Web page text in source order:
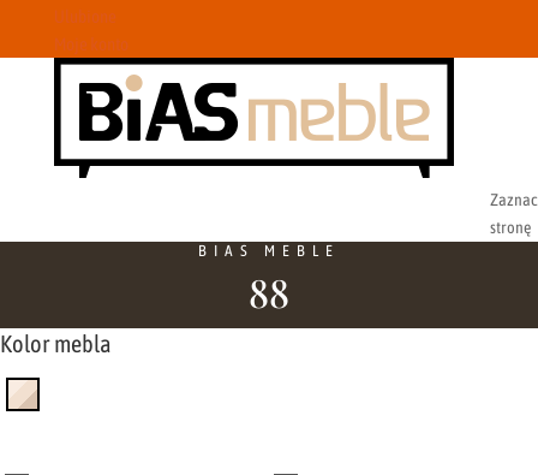
Ulubione
Moje konto
stronę
BIAS MEBLE
88
Kolor mebla